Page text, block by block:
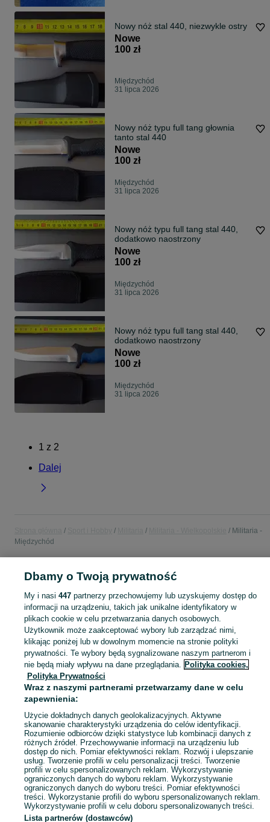
Nowy nóż stal 440, niezwykle ostry
Nowe
100 zł
Międzychód
31 lipca 2026
Nowy nóż typu full tang głownia
tanto stal 440
Nowe
100 zł
Międzychód
31 lipca 2026
Nowy nóż typu full tang stal 440,
dodatkowo naostrzony
Nowe
100 zł
Międzychód
31 lipca 2026
Nowy nóż typu full tang stal 440,
dodatkowo naostrzony
Nowe
100 zł
Międzychód
31 lipca 2026
1 z 2
Dalej
Militaria -
Międzychód
MILITARIA
KATEGORIA
Zobacz
Mapa kategorii
Mapa miejscowości
Mapa ministron
Popularne wyszukiwania
Dbamy o Twoją prywatność
My i nasi 447partnerzy przechowujemy lub uzyskujemy dostęp do
informacji na urządzeniu, takich jak unikalne identyfikatory w
plikach cookie w celu przetwarzania danych osobowych.
Użytkownik może zaakceptować wybory lub zarządzać nimi,
klikając poniżej lub w dowolnym momencie na stronie polityki
prywatności. Te wybory będą sygnalizowane naszym partnerom i
nie będą miały wpływu na dane przeglądania. Polityka cookies,
Polityka Prywatności
Wraz z naszymi partnerami przetwarzamy dane w celu
zapewnienia:
Użycie dokładnych danych geolokalizacyjnych. Aktywne
skanowanie charakterystyki urządzenia do celów identyfikacji.
Rozumienie odbiorców dzięki statystyce lub kombinacji danych z
różnych źródeł. Przechowywanie informacji na urządzeniu lub
dostęp do nich. Pomiar efektywności reklam. Rozwój i ulepszanie
usług. Tworzenie profili w celu personalizacji treści. Tworzenie
profili w celu spersonalizowanych reklam. Wykorzystywanie
ograniczonych danych do wyboru reklam. Wykorzystywanie
ograniczonych danych do wyboru treści. Pomiar efektywności
treści. Wykorzystanie profili do wyboru spersonalizowanych reklam.
Wykorzystywanie profili w celu doboru spersonalizowanych treści.
Lista partnerów (dostawców)